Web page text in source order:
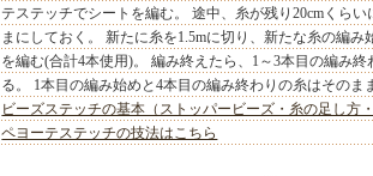
テステッチでシートを編む。 途中、糸が残り20cmくらい
まにしておく。 新たに糸を1.5mに切り、新たな糸の編み
を編む(合計4本使用)。 編み終えたら、1～3本目の編み
る。 1本目の編み始めと4本目の編み終わりの糸はそのま
ビーズステッチの基本（ストッパービーズ・糸の足し方
ペヨーテステッチの技法はこちら